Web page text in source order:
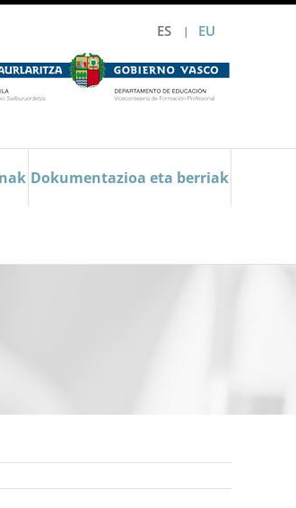
ES EU
Dokumentazioa eta berriak